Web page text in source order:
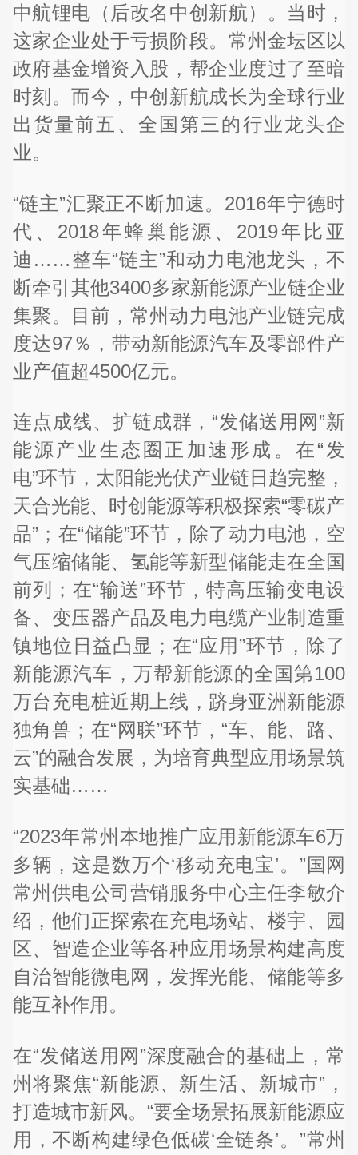
中航锂电（后改名中创新航）。当时，
这家企业处于亏损阶段。常州金坛区以
政府基金增资入股，帮企业度过了至暗
时刻。而今，中创新航成长为全球行业
出货量前五、全国第三的行业龙头企
业。
“链主”汇聚正不断加速。2016年宁德时
代、2018年蜂巢能源、2019年比亚
迪……整车“链主”和动力电池龙头，不
断牵引其他3400多家新能源产业链企业
集聚。目前，常州动力电池产业链完成
度达97％，带动新能源汽车及零部件产
业产值超4500亿元。
连点成线、扩链成群，“发储送用网”新
能源产业生态圈正加速形成。在“发
电”环节，太阳能光伏产业链日趋完整，
天合光能、时创能源等积极探索“零碳产
品”；在“储能”环节，除了动力电池，空
气压缩储能、氢能等新型储能走在全国
前列；在“输送”环节，特高压输变电设
备、变压器产品及电力电缆产业制造重
镇地位日益凸显；在“应用”环节，除了
新能源汽车，万帮新能源的全国第100
万台充电桩近期上线，跻身亚洲新能源
独角兽；在“网联”环节，“车、能、路、
云”的融合发展，为培育典型应用场景筑
实基础……
“2023年常州本地推广应用新能源车6万
多辆，这是数万个‘移动充电宝’。”国网
常州供电公司营销服务中心主任李敏介
绍，他们正探索在充电场站、楼宇、园
区、智造企业等各种应用场景构建高度
自治智能微电网，发挥光能、储能等多
能互补作用。
在“发储送用网”深度融合的基础上，常
州将聚焦“新能源、新生活、新城市”，
打造城市新风。“要全场景拓展新能源应
用，不断构建绿色低碳‘全链条’。”常州